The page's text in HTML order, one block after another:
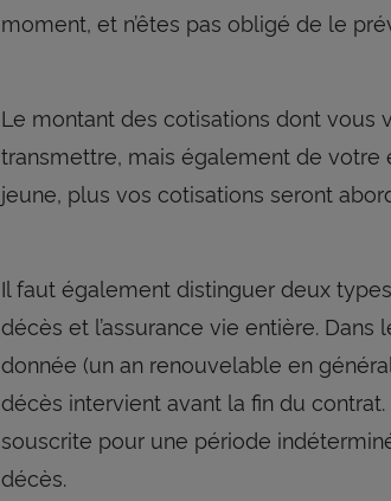
moment, et n’êtes pas obligé de le
Le montant des cotisations dont vous
transmettre, mais également de votre
jeune, plus vos cotisations seront
Il faut également distinguer deux
décès et l’assurance vie entière.
donnée (un an renouvelable en
décès intervient avant la fin du contrat.
souscrite pour une période
décès.